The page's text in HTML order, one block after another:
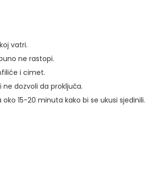
vatri.
ne rastopi.
i cimet.
dozvoli da proključa.
15-20 minuta kako bi se ukusi sjedinili.